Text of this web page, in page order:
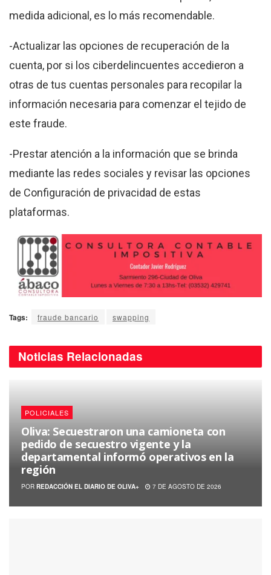
medida adicional, es lo más recomendable.
-Actualizar las opciones de recuperación de la
cuenta, por si los ciberdelincuentes accedieron a
otras de tus cuentas personales para recopilar la
información necesaria para comenzar el tejido de
este fraude.
-Prestar atención a la información que se brinda
mediante las redes sociales y revisar las opciones
de Configuración de privacidad de estas
plataformas.
Tags: fraude bancario swapping
Noticias Relacionadas
POLICIALES
Oliva: Secuestraron una camioneta con
pedido de secuestro vigente y la
departamental informó operativos en la
región
POR REDACCIÓN EL DIARIO DE OLIVA+ 7 DE AGOSTO DE 2026